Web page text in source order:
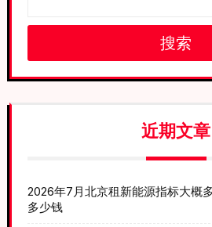
搜索
近期文章
2026年7月北京租新能源指标大概
多少钱